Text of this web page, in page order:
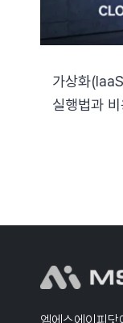
가상화
실행법과